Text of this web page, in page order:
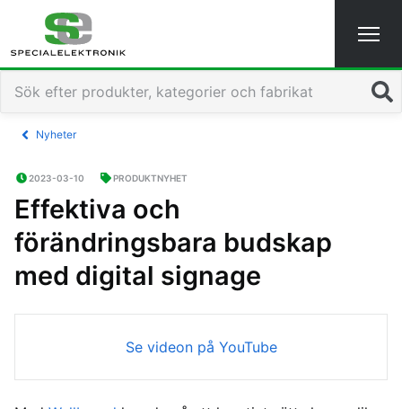
Sök
Nyheter
2023-03-10 PRODUKTNYHET
Effektiva och
förändringsbara budskap
med digital signage
Se videon på YouTube